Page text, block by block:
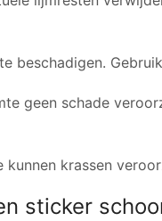
geen schade
krassen
sticker